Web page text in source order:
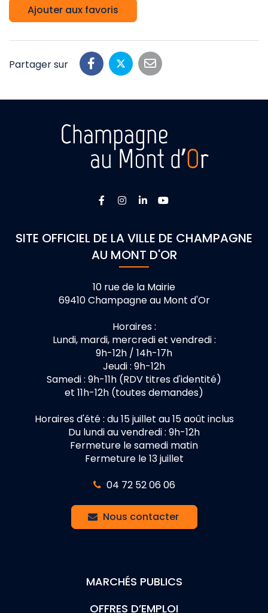
Ajouter aux favoris
Partager sur
Lien vers le compte Facebook
Lien vers le compte
Lien vers le compte
SITE OFFICIEL DE LA VILLE DE CHAMPAGNE
AU MONT D'OR
10 rue de la Mairie
69410 Champagne au Mont d'Or
Horaires :
Lundi, mardi, mercredi et vendredi :
9h-12h / 14h-17h
Jeudi : 9h-12h
Samedi : 9h-11h (RDV titres d'identité)
et 11h-12h (toutes demandes)
Horaires d'été : du 15 juillet au 15 août inclus
Du lundi au vendredi : 9h-12h
Fermeture le samedi matin
Fermeture le 13 juillet
04 72 52 06 06
Nous contacter
MARCHÉS PUBLICS
OFFRES D’EMPLOI